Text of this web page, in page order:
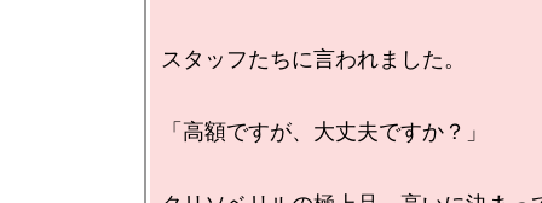
スタッフたちに言われました。
「高額ですが、大丈夫ですか？」